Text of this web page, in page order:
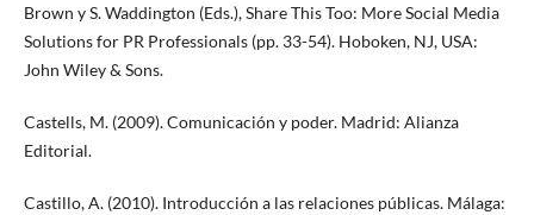
Brown y S. Waddington (Eds.), Share This Too: More Social Media
Solutions for PR Professionals (pp. 33-54). Hoboken, NJ, USA:
John Wiley & Sons.
Castells, M. (2009). Comunicación y poder. Madrid: Alianza
Editorial.
Castillo, A. (2010). Introducción a las relaciones públicas. Málaga: